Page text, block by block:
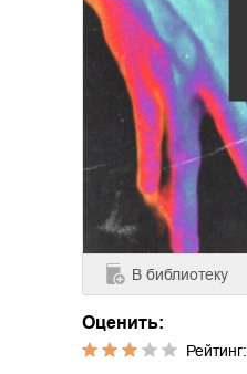
В библиотеку
Оценить:
Рейтинг: